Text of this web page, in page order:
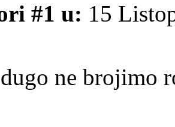
#1 u: 15
ne brojimo